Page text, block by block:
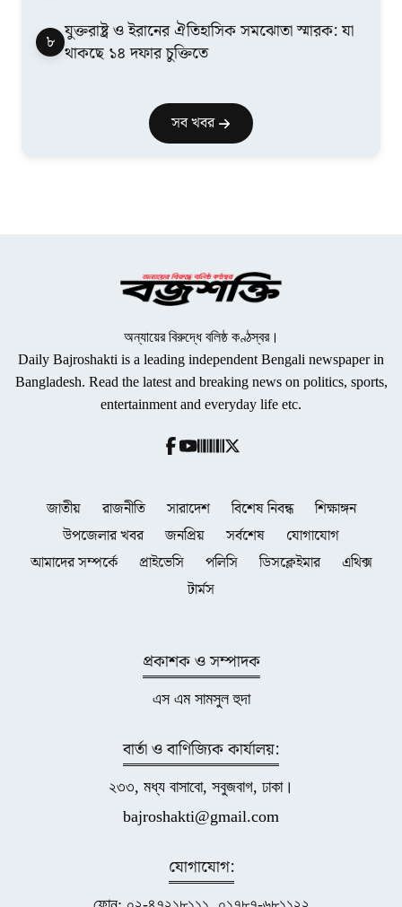
৮ যুক্তরাষ্ট্র ও ইরানের ঐতিহাসিক সমঝোতা স্মারক: যা
থাকছে ১৪ দফার চুক্তিতে
সব খবর
অন্যায়ের বিরুদ্ধে বলিষ্ঠ কণ্ঠস্বর।
Daily Bajroshakti is a leading independent Bengali newspaper in
Bangladesh. Read the latest and breaking news on politics, sports,
entertainment and everyday life etc.
জাতীয় রাজনীতি সারাদেশ বিশেষ নিবন্ধ
শিক্ষাঙ্গন
উপজেলার খবর
জনপ্রিয় সর্বশেষ
যোগাযোগ
আমাদের সম্পর্কে
প্রাইভেসি পলিসি ডিসক্লেইমার
এথিক্স
টার্মস
প্রকাশক ও সম্পাদক
এস এম সামসুল হুদা
বার্তা ও বাণিজ্যিক কার্যালয়:
২৩৩, মধ্য বাসাবো, সবুজবাগ, ঢাকা।
bajroshakti@gmail.com
যোগাযোগ: